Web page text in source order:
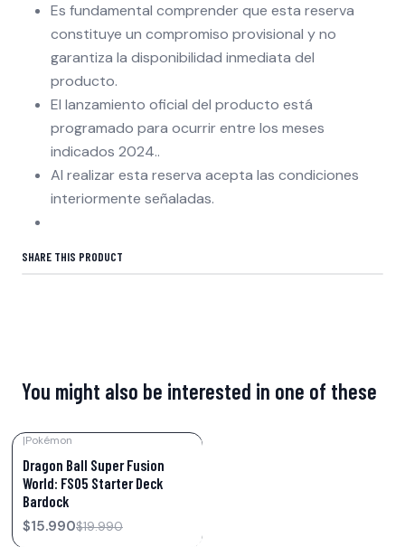
Es fundamental comprender que esta reserva
constituye un compromiso provisional y no
garantiza la disponibilidad inmediata del
producto.
El lanzamiento oficial del producto está
programado para ocurrir entre los meses
indicados 2024..
Al realizar esta reserva acepta las condiciones
interiormente señaladas.
SHARE THIS PRODUCT
You might also be interested in one of these
|Pokémon
Dragon Ball Super Fusion
World: FS05 Starter Deck
Bardock
$15.990$19.990